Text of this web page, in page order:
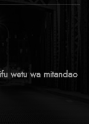
wetu wa mitandao